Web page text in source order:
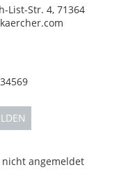
List-Str. 4, 71364
angemeldet